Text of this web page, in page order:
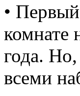
•
комнате
года.
всеми